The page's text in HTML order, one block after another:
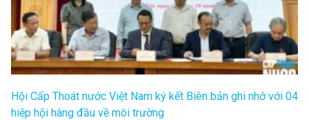
Hội Cấp Thoát nước Việt Nam ký kết Biên bản ghi nhớ với 04
hiệp hội hàng đầu về môi trường